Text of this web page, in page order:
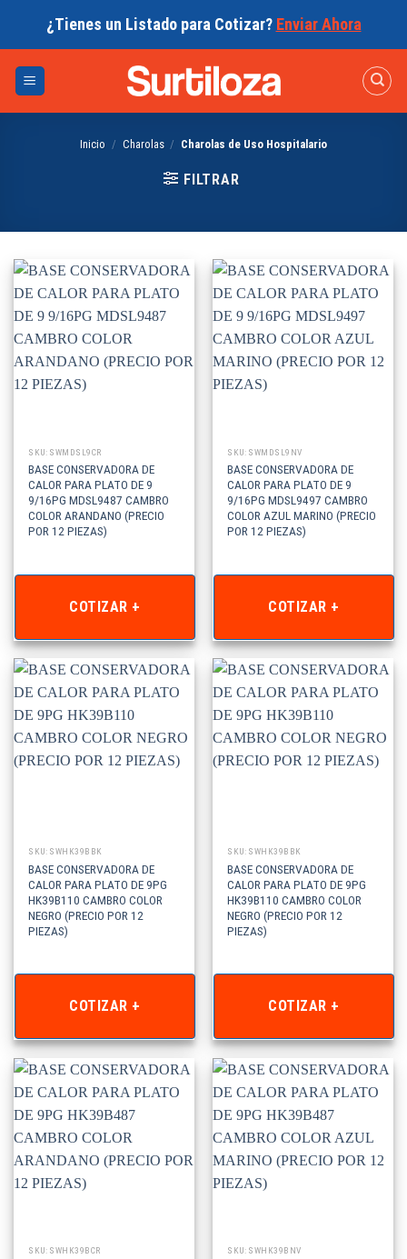
¿Tienes un Listado para Cotizar? Enviar Ahora
Inicio / Charolas / Charolas de Uso Hospitalario
FILTRAR
SKU: SWMDSL9CR
BASE CONSERVADORA DE
CALOR PARA PLATO DE 9
9/16PG MDSL9487 CAMBRO
COLOR ARANDANO (PRECIO
POR 12 PIEZAS)
COTIZAR +
SKU: SWMDSL9NV
BASE CONSERVADORA DE
CALOR PARA PLATO DE 9
9/16PG MDSL9497 CAMBRO
COLOR AZUL MARINO (PRECIO
POR 12 PIEZAS)
COTIZAR +
SKU: SWHK39BBK
BASE CONSERVADORA DE
CALOR PARA PLATO DE 9PG
HK39B110 CAMBRO COLOR
NEGRO (PRECIO POR 12
PIEZAS)
COTIZAR +
SKU: SWHK39BBK
BASE CONSERVADORA DE
CALOR PARA PLATO DE 9PG
HK39B110 CAMBRO COLOR
NEGRO (PRECIO POR 12
PIEZAS)
COTIZAR +
SKU: SWHK39BCR SKU: SWHK39BNV